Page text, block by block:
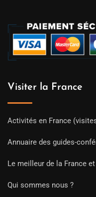
Visiter la France
Activités en France
Annuaire des guides-
Le meilleur de la France
Qui sommes nous ?